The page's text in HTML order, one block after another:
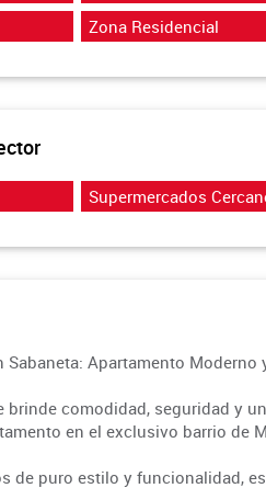
Zona Residencial
Supermercados
Sabaneta: Apartamento
brinde comodidad, seguridad y
en el exclusivo barrio de
de puro estilo y funcionalidad,